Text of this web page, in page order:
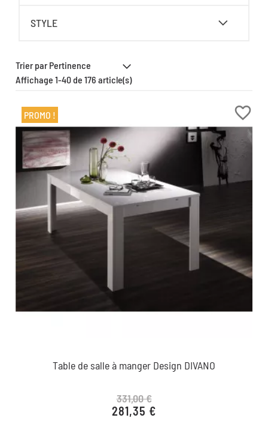
STYLE
Affichage 1-40 de 176 article(s)
favorite_border
Table de salle à manger Design DIVANO
Prix de base
331,00 €
Prix
281,35 €
PROMO !